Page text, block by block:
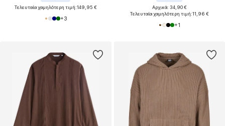
Τελευταία χαμηλότερη τιμή:149,95 €
+3
Αρχικά: 34,90 €
Τελευταία χαμηλότερη τιμή:11,96 €
+1